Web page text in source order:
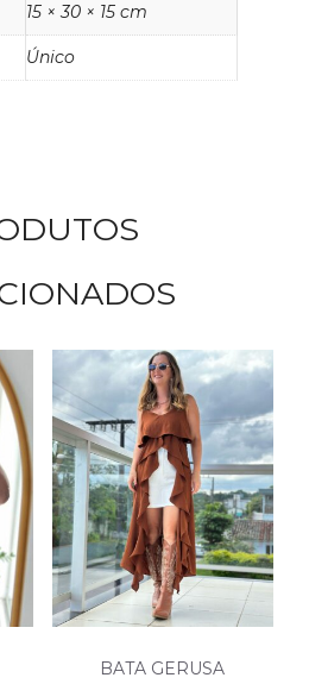
15 × 30 × 15 cm
Único
BATA GERUSA